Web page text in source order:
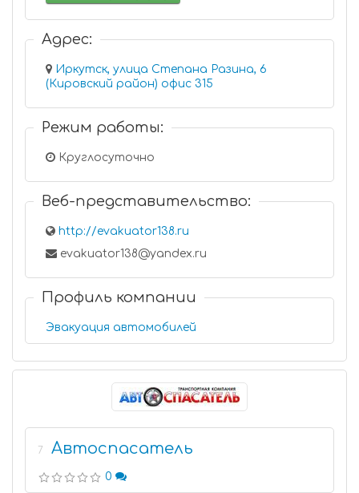
Адрес:
Иркутск, улица Степана Разина, 6
(Кировский район) офис 315
Режим работы:
Круглосуточно
Веб-представительство:
http://evakuator138.ru
evakuator138@yandex.ru
Профиль компании
Эвакуация автомобилей
7 Автоспасатель
0